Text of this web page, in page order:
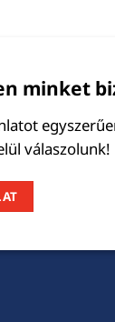
minket
válaszolunk!